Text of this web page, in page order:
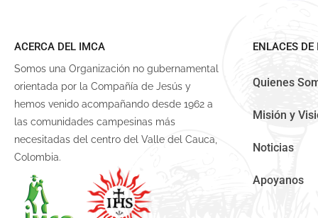
ACERCA DEL IMCA
Somos una Organización no gubernamental
orientada por la Compañía de Jesús y
hemos venido acompañando desde 1962 a
las comunidades campesinas más
necesitadas del centro del Valle del Cauca,
Colombia.
ENLACES DE
Quienes
Misión y
Noticias
Apoyanos